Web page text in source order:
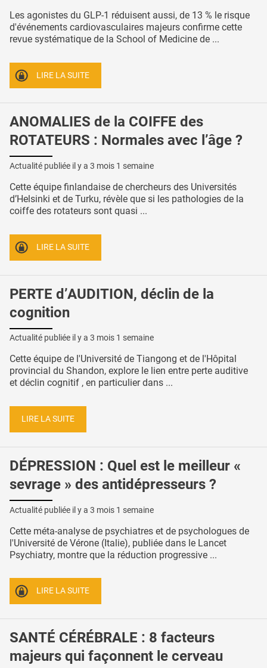
Les agonistes du GLP-1 réduisent aussi, de 13 % le risque
d'événements cardiovasculaires majeurs confirme cette
revue systématique de la School of Medicine de ...
LIRE LA SUITE
ANOMALIES de la COIFFE des
ROTATEURS : Normales avec l’âge ?
Actualité publiée il y a 3 mois 1 semaine
Cette équipe finlandaise de chercheurs des Universités
d’Helsinki et de Turku, révèle que si les pathologies de la
coiffe des rotateurs sont quasi ...
LIRE LA SUITE
PERTE d’AUDITION, déclin de la
cognition
Actualité publiée il y a 3 mois 1 semaine
Cette équipe de l'Université de Tiangong et de l'Hôpital
provincial du Shandon, explore le lien entre perte auditive
et déclin cognitif , en particulier dans ...
LIRE LA SUITE
DÉPRESSION : Quel est le meilleur «
sevrage » des antidépresseurs ?
Actualité publiée il y a 3 mois 1 semaine
Cette méta-analyse de psychiatres et de psychologues de
l'Université de Vérone (Italie), publiée dans le Lancet
Psychiatry, montre que la réduction progressive ...
LIRE LA SUITE
SANTÉ CÉRÉBRALE : 8 facteurs
majeurs qui façonnent le cerveau